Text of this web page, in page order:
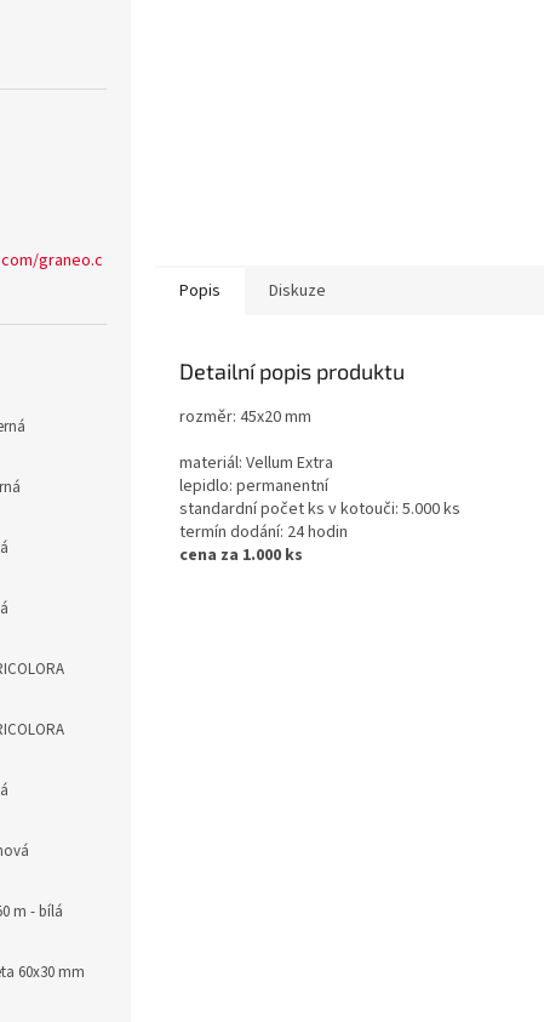
graneo.c
m - bílá
60x30 mm
Popis Diskuze
Detailní popis produktu
rozměr: 45x20 mm
materiál: Vellum Extra
lepidlo: permanentní
standardní počet ks v kotouči: 5.000 ks
termín dodání: 24 hodin
cena za 1.000 ks